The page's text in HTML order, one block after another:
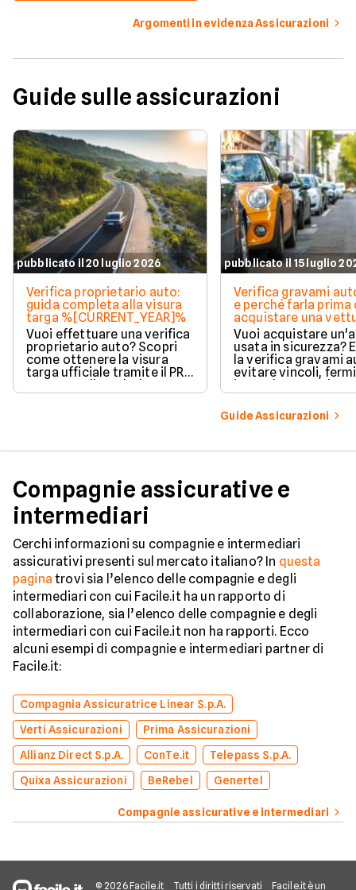
Argomenti in evidenza Assicurazioni
Guide sulle assicurazioni
pubblicato il 20 luglio 2026
Verifica proprietario auto:
guida completa alla visura
targa %[CURRENT_YEAR]%
Vuoi effettuare una verifica
proprietario auto? Scopri
come ottenere la visura
targa ufficiale tramite il PRA
per controllare dati e
vincoli in totale sicurezza.
pubblicato il 15 luglio
Verifica gravami
e perché farla prima
acquistare una
Vuoi acquistare
usata in sicurezza?
la verifica gravami
evitare vincoli,
ipoteche. Scopri
tutelare il tuo
Guide Assicurazioni
Compagnie assicurative e
intermediari
Cerchi informazioni su compagnie e intermediari
assicurativi presenti sul mercato italiano? In questa
pagina trovi sia l’elenco delle compagnie e degli
intermediari con cui Facile.it ha un rapporto di
collaborazione, sia l’elenco delle compagnie e degli
intermediari con cui Facile.it non ha rapporti. Ecco
alcuni esempi di compagnie e intermediari partner di
Facile.it:
Compagnia Assicuratrice Linear S.p.A.
Verti Assicurazioni
Prima Assicurazioni
Allianz Direct S.p.A.
ConTe.it
Telepass S.p.A.
Quixa Assicurazioni
BeRebel Genertel
Compagnie assicurative e intermediari
© 2026 Facile.it Tutti i diritti riservati
Facile.it è un